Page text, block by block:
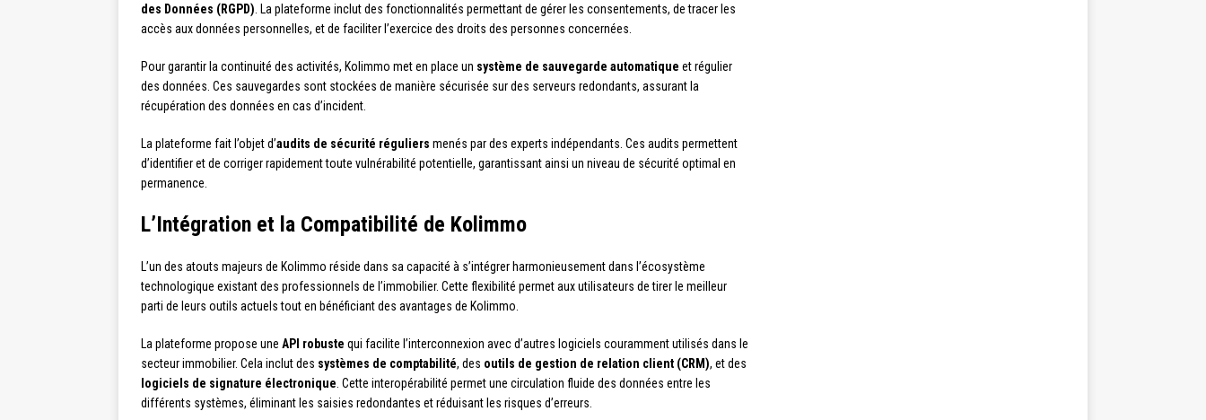
des Données (RGPD) . La plateforme inclut des fonctionnalités permettant de gérer les consentements, de tracer les
accès aux données personnelles, et de faciliter l’exercice des droits des personnes concernées.
Pour garantir la continuité des activités, Kolimmo met en place un système de sauvegarde automatique et régulier
des données. Ces sauvegardes sont stockées de manière sécurisée sur des serveurs redondants, assurant la
récupération des données en cas d’incident.
La plateforme fait l’objet d’audits de sécurité réguliers menés par des experts indépendants. Ces audits permettent
d’identifier et de corriger rapidement toute vulnérabilité potentielle, garantissant ainsi un niveau de sécurité optimal en
permanence.
L’Intégration et la Compatibilité de Kolimmo
L’un des atouts majeurs de Kolimmo réside dans sa capacité à s’intégrer harmonieusement dans l’écosystème
technologique existant des professionnels de l’immobilier. Cette flexibilité permet aux utilisateurs de tirer le meilleur
parti de leurs outils actuels tout en bénéficiant des avantages de Kolimmo.
La plateforme propose une API robuste qui facilite l’interconnexion avec d’autres logiciels couramment utilisés dans le
secteur immobilier. Cela inclut des systèmes de comptabilité, des outils de gestion de relation client (CRM), et des
logiciels de signature électronique . Cette interopérabilité permet une circulation fluide des données entre les
différents systèmes, éliminant les saisies redondantes et réduisant les risques d’erreurs.